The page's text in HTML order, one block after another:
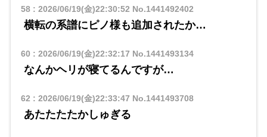
58: 2026/06/19(金)22:30:52 No.1441492402
横転の系譜にピノ様も追加されたか…
60 : 2026/06/19(金)22:32:17 No.1441493134
なんかヘリが寝てるんですが…
62 : 2026/06/19(金)22:33:47 No.1441493708
あたたたたかしゅぎる